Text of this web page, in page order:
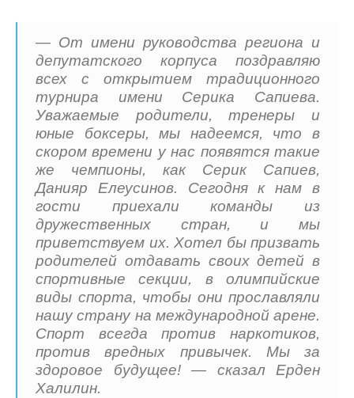
— От имени руководства региона и
депутатского корпуса поздравляю
всех с открытием традиционного
турнира имени Серика Сапиева.
Уважаемые родители, тренеры и
юные боксеры, мы надеемся, что в
скором времени у нас появятся такие
же чемпионы, как Серик Сапиев,
Данияр Елеусинов. Сегодня к нам в
гости приехали команды из
дружественных стран, и мы
приветствуем их. Хотел бы призвать
родителей отдавать своих детей в
спортивные секции, в олимпийские
виды спорта, чтобы они прославляли
нашу страну на международной арене.
Спорт всегда против наркотиков,
против вредных привычек. Мы за
здоровое будущее! — сказал Ерден
Халилин.